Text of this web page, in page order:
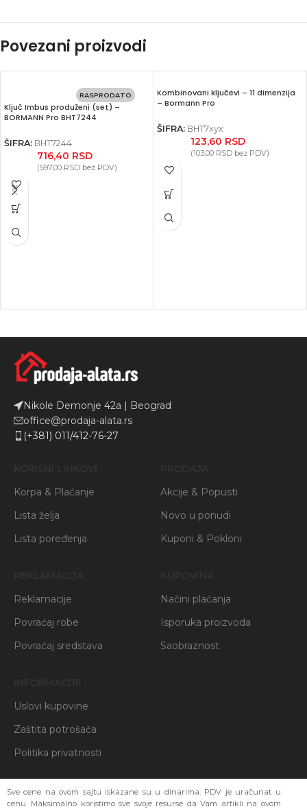
Povezani proizvodi
RASPRODATO
Ključ Imbus produženi (set) –
BORMANN Pro BHT7244
ŠIFRA: BHT7244
716,40 RSD
(597,00 RSDbez PDV)
Kombinovani ključevi – 11 dimenzija
– Bormann Pro
ŠIFRA: BHT7xyx
123,60 RSD
(103,00 RSDbez PDV)
Nikole Demonje 42a | Beograd
office@prodaja-alata.rs
(+381) 011/412-76-27
Korpa & Plaćanje
Lista želja
Lista poređenja
Akcije & Popusti
Novo u ponudi
Kuponi & Pokloni
Reklamacije
Povraćaj robe
Povraćaj sredstava
Načini plaćanja
Isporuka proizvoda
Saobraznost
Uslovi kupovine
Zaštita potrošača
Politika privatnosti
Sve cene na ovom sajtu iskazane su u dinarima. PDV je uračunat u
cenu. Maksimalno koristimo sve svoje resurse da Vam artikli na ovom